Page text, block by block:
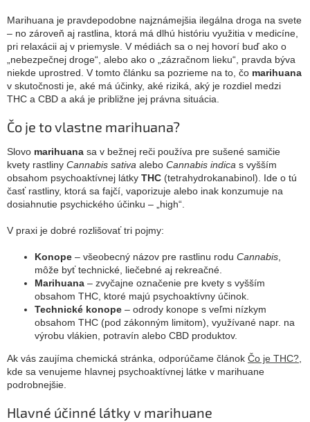
Marihuana je pravdepodobne najznámejšia ilegálna droga na svete
– no zároveň aj rastlina, ktorá má dlhú históriu využitia v medicíne,
pri relaxácii aj v priemysle. V médiách sa o nej hovorí buď ako o
„nebezpečnej droge“, alebo ako o „zázračnom lieku“, pravda býva
niekde uprostred. V tomto článku sa pozrieme na to, čo marihuana
v skutočnosti je, aké má účinky, aké riziká, aký je rozdiel medzi
THC a CBD a aká je približne jej právna situácia.
Čo je to vlastne marihuana?
Slovo marihuana sa v bežnej reči používa pre sušené samičie
kvety rastliny Cannabis sativa alebo Cannabis indica s vyšším
obsahom psychoaktívnej látky THC (tetrahydrokanabinol). Ide o tú
časť rastliny, ktorá sa fajčí, vaporizuje alebo inak konzumuje na
dosiahnutie psychického účinku – „high“.
V praxi je dobré rozlišovať tri pojmy:
Konope – všeobecný názov pre rastlinu rodu Cannabis,
môže byť technické, liečebné aj rekreačné.
Marihuana – zvyčajne označenie pre kvety s vyšším
obsahom THC, ktoré majú psychoaktívny účinok.
Technické konope – odrody konope s veľmi nízkym
obsahom THC (pod zákonným limitom), využívané napr. na
výrobu vlákien, potravín alebo CBD produktov.
Ak vás zaujíma chemická stránka, odporúčame článok Čo je THC?,
kde sa venujeme hlavnej psychoaktívnej látke v marihuane
podrobnejšie.
Hlavné účinné látky v marihuane